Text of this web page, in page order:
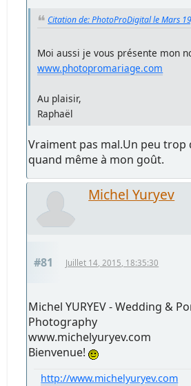
Citation de: PhotoProDigital le Mars
Moi aussi je vous présente mon
www.photopromariage.com
Au plaisir,
Raphaël
Vraiment pas mal.Un peu trop
quand même à mon goût.
Michel Yuryev
#81 Juillet 14, 2015, 18:35:30
Michel YURYEV - Wedding &
Photography
www.michelyuryev.com
Bienvenue!
http://www.michelyuryev.com